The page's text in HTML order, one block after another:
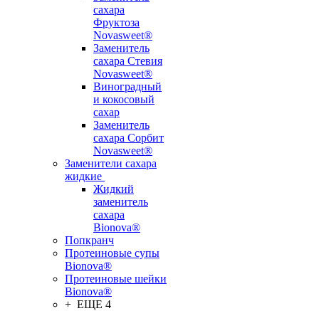
сахара
Фруктоза
Novasweet®
Заменитель
сахара Стевия
Novasweet®
Виноградный
и кокосовый
сахар
Заменитель
сахара Сорбит
Novasweet®
Заменители сахара
жидкие
Жидкий
заменитель
сахара
Bionova®
Попкранч
Протеиновые супы
Bionova®
Протеиновые шейки
Bionova®
+ ЕЩЕ 4